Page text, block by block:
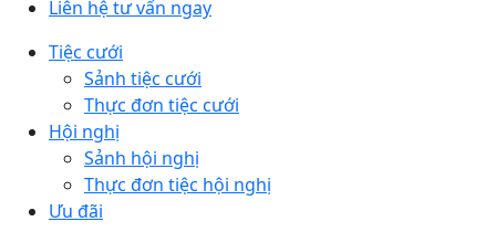
Liên hệ tư vấn ngay
Tiệc cưới
Sảnh tiệc cưới
Thực đơn tiệc cưới
Hội nghị
Sảnh hội nghị
Thực đơn tiệc hội nghị
Ưu đãi